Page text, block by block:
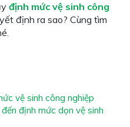
định mức vệ sinh công
định ra sao? Cùng tìm
vệ sinh công nghiệp
định mức dọn vệ sinh